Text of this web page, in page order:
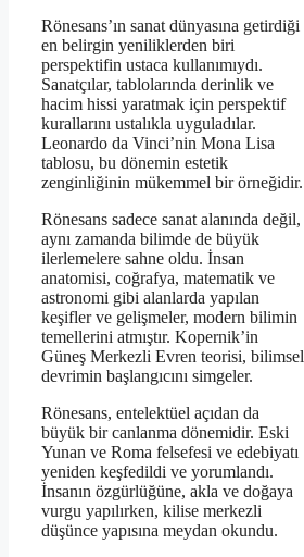
Rönesans’ın sanat dünyasına getirdiği
en belirgin yeniliklerden biri
perspektifin ustaca kullanımıydı.
Sanatçılar, tablolarında derinlik ve
hacim hissi yaratmak için perspektif
kurallarını ustalıkla uyguladılar.
Leonardo da Vinci’nin Mona Lisa
tablosu, bu dönemin estetik
zenginliğinin mükemmel bir örneğidir.
Rönesans sadece sanat alanında değil,
aynı zamanda bilimde de büyük
ilerlemelere sahne oldu. İnsan
anatomisi, coğrafya, matematik ve
astronomi gibi alanlarda yapılan
keşifler ve gelişmeler, modern bilimin
temellerini atmıştır. Kopernik’in
Güneş Merkezli Evren teorisi, bilimsel
devrimin başlangıcını simgeler.
Rönesans, entelektüel açıdan da
büyük bir canlanma dönemidir. Eski
Yunan ve Roma felsefesi ve edebiyatı
yeniden keşfedildi ve yorumlandı.
İnsanın özgürlüğüne, akla ve doğaya
vurgu yapılırken, kilise merkezli
düşünce yapısına meydan okundu.